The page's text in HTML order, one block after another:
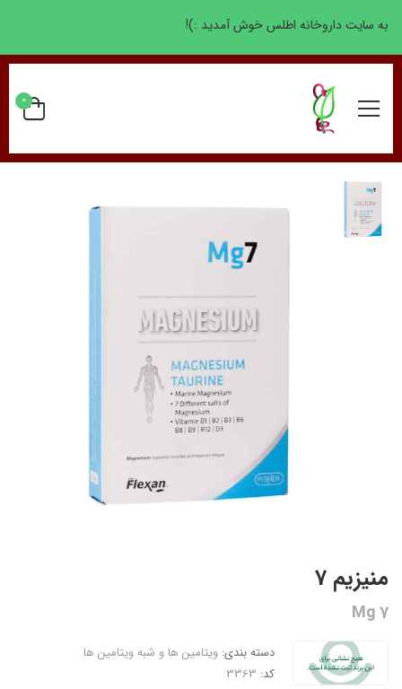
به سایت داروخانه اطلس خوش آمدید :)!
0
منیزیم 7
Mg 7
دسته بندی: ویتامین ها و شبه ویتامین ها
کد: 3363